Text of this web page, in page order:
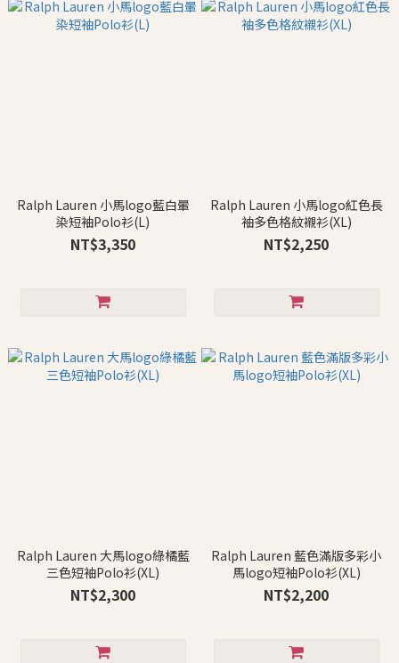
Ralph Lauren 小馬logo藍白暈
染短袖Polo衫(L)
NT$3,350
Ralph Lauren 小馬logo紅色長
袖多色格紋襯衫(XL)
NT$2,250
Ralph Lauren 大馬logo綠橘藍
三色短袖Polo衫(XL)
NT$2,300
Ralph Lauren 藍色滿版多彩小
馬logo短袖Polo衫(XL)
NT$2,200